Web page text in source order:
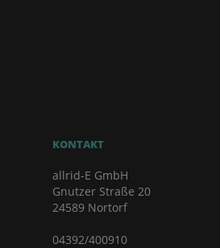
KONTAKT
allrid-E GmbH
Gnutzer Straße 20
24589 Nortorf
04392/400910